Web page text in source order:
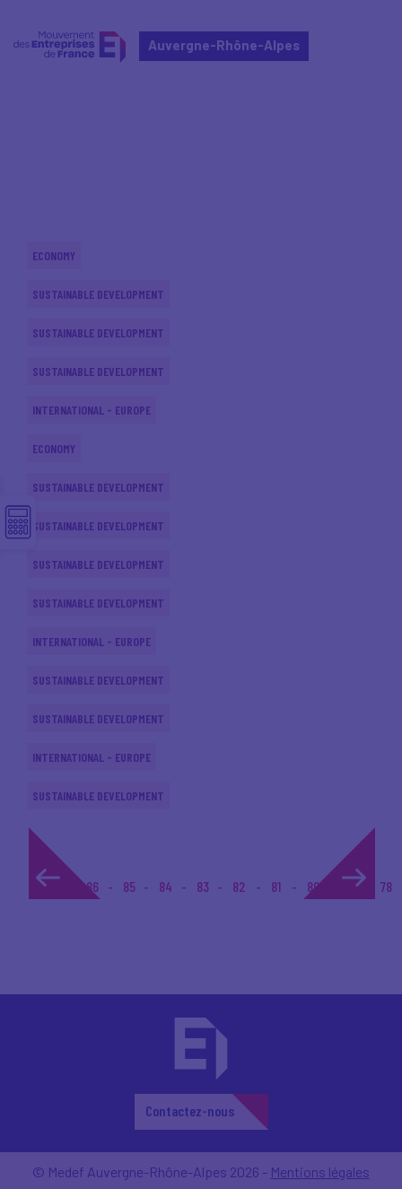
Auvergne-Rhône-Alpes
ECONOMY
SUSTAINABLE DEVELOPMENT
SUSTAINABLE DEVELOPMENT
SUSTAINABLE DEVELOPMENT
INTERNATIONAL - EUROPE
ECONOMY
SUSTAINABLE DEVELOPMENT
SUSTAINABLE DEVELOPMENT
SUSTAINABLE DEVELOPMENT
SUSTAINABLE DEVELOPMENT
INTERNATIONAL - EUROPE
SUSTAINABLE DEVELOPMENT
SUSTAINABLE DEVELOPMENT
INTERNATIONAL - EUROPE
SUSTAINABLE DEVELOPMENT
1... 86 85 84 83 82 81 80 78
Contactez-nous
© Medef Auvergne-Rhône-Alpes 2026 - Mentions légales